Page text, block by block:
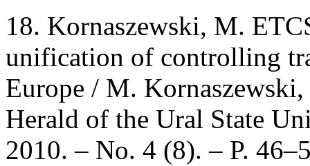
18. Kornaszewski, М.
unification of controlling
Europe / М.
Herald of the Ural State
2010. – No. 4 (8). – P.